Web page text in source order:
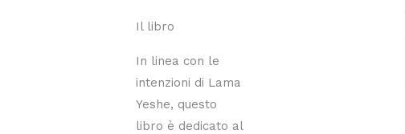
Il libro
In linea con le
intenzioni di Lama
Yeshe, questo
libro è dedicato al